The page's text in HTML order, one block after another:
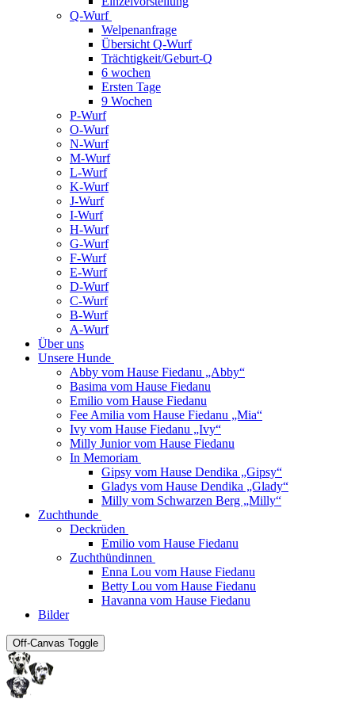
Q-Wurf
Welpenanfrage
Übersicht Q-Wurf
Trächtigkeit/Geburt-Q
6 wochen
Ersten Tage
9 Wochen
P-Wurf
O-Wurf
N-Wurf
M-Wurf
L-Wurf
K-Wurf
J-Wurf
I-Wurf
H-Wurf
G-Wurf
F-Wurf
E-Wurf
D-Wurf
C-Wurf
B-Wurf
A-Wurf
Über uns
Unsere Hunde
Abby vom Hause Fiedanu „Abby“
Basima vom Hause Fiedanu
Emilio vom Hause Fiedanu
Fee Amilia vom Hause Fiedanu „Mia“
Ivy vom Hause Fiedanu „Ivy“
Milly Junior vom Hause Fiedanu
In Memoriam
Gipsy vom Hause Dendika „Gipsy“
Gladys vom Hause Dendika „Glady“
Milly vom Schwarzen Berg „Milly“
Zuchthunde
Deckrüden
Emilio vom Hause Fiedanu
Zuchthündinnen
Enna Lou vom Hause Fiedanu
Betty Lou vom Hause Fiedanu
Havanna vom Hause Fiedanu
Bilder
Off-Canvas Toggle